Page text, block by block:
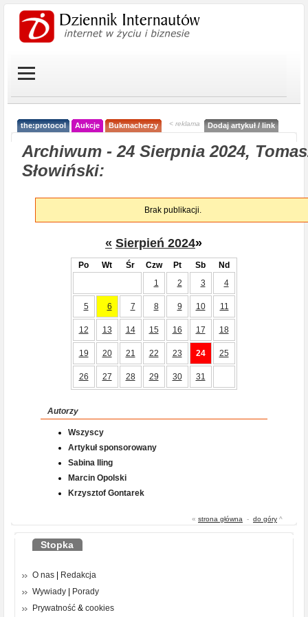
the:protocol Aukcje Bukmacherzy < reklama Dodaj artykuł / link
Archiwum - 24 Sierpnia 2024,
Słowiński:
Brak publikacji.
« Sierpień 2024»
Po Wt Śr Czw Pt Sb
Nd
1
2 3 4
5 6 7 8 9 10 11
12 13 14 15 16 17 18
19 20 21 22 23 24 25
26 27 28 29 30 31
Autorzy
Wszyscy
Artykuł sponsorowany
Sabina Iling
Marcin Opolski
Krzysztof Gontarek
« strona główna - do góry ^
Stopka
O nas
Redakcja
Wywiady
Porady
Prywatność & cookies